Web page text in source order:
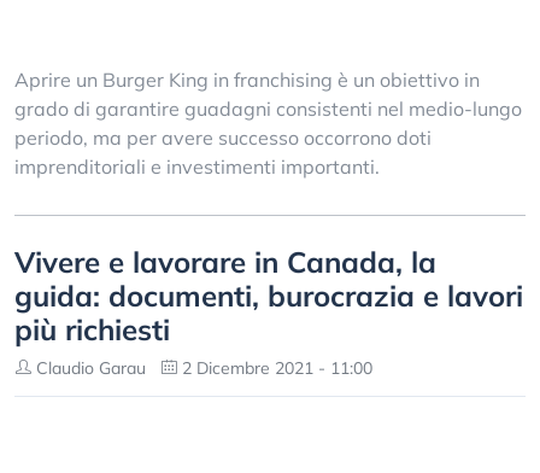
Aprire un Burger King in franchising è un obiettivo in
grado di garantire guadagni consistenti nel medio-lungo
periodo, ma per avere successo occorrono doti
imprenditoriali e investimenti importanti.
Vivere e lavorare in Canada, la
guida: documenti, burocrazia e lavori
più richiesti
Claudio Garau 2 Dicembre 2021 - 11:00